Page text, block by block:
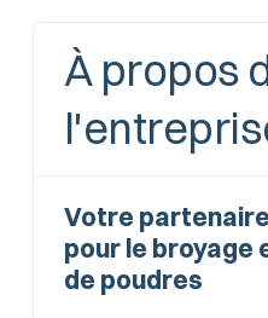
À propos
Votre
pour le broyage
de poudres